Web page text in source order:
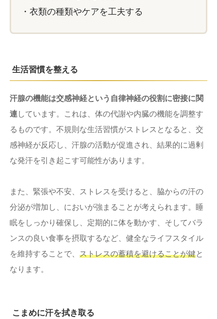
・衣類の種類やケアを工夫する
生活習慣を整える
汗腺の機能は交感神経という自律神経の役割に密接に関
連しています。これは、体の代謝や内臓の機能を調整す
るものです。不規則な生活習慣がストレスとなると、交
感神経が反応し、汗腺の活動が促進され、結果的に過剰
な発汗を引き起こす可能性があります。
また、緊張や不安、ストレスを受けると、脇からの汗の
分泌が増加し、においが強まることが考えられます。睡
眠をしっかり確保し、定期的に体を動かす、そしてバラ
ンスの良い食事を摂取するなど、健全なライフスタイル
を維持することで、 ストレスの蓄積を避けることが鍵と
なります。
こまめに汗を拭き取る